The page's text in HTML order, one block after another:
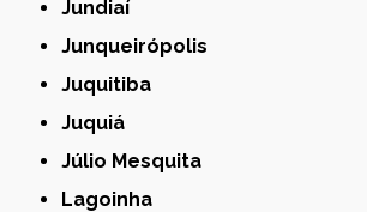
Jundiaí
Junqueirópolis
Juquitiba
Juquiá
Júlio Mesquita
Lagoinha